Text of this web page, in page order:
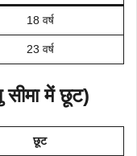
18 वर्ष
23 वर्ष
में छूट)
छूट